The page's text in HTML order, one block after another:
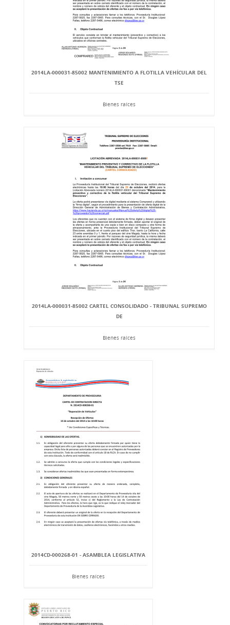
2014LA-000031-85002 MANTENIMIENTO A FLOTILLA VEHÍCULAR DEL
TSE
Bienes raíces
2014LA-000031-85002 CARTEL CONSOLIDADO - TRIBUNAL SUPREMO
DE
Bienes raíces
2014CD-000268-01 - ASAMBLEA LEGISLATIVA
Bienes raíces